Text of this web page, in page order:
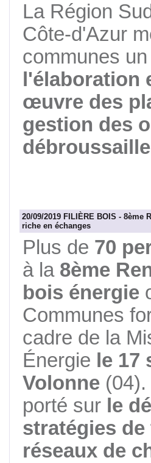
La Région
Côte-d'Azur
communes
l'élaboration
œuvre des
gestion des
20/09/2019 FILIÈRE BOIS -
riche en échanges
Plus de 70
à la 8ème
bois énergie
Communes
cadre de la
Énergie le
Volonne(04).
porté sur le
stratégies
réseaux de